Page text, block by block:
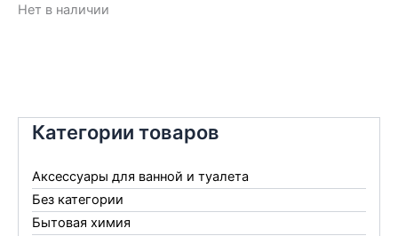
Категории товаров
Аксессуары для ванной и туалета
Без категории
Бытовая химия
Нет в наличии